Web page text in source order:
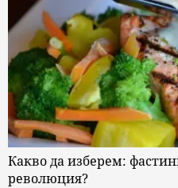
Какво да изберем:
революция?